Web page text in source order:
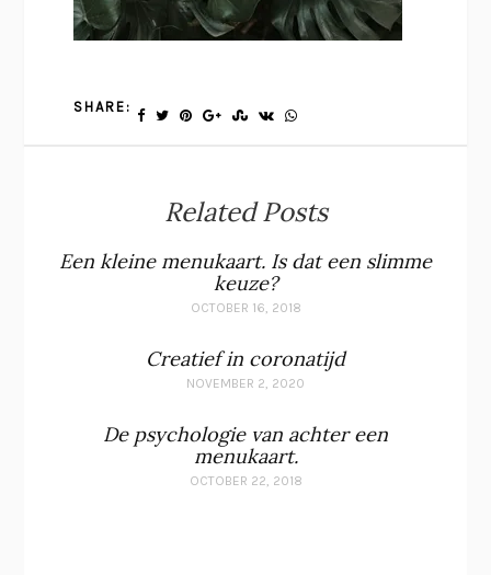
SHARE:
Related Posts
Een kleine menukaart. Is dat een slimme
keuze?
OCTOBER 16, 2018
Creatief in coronatijd
NOVEMBER 2, 2020
De psychologie van achter een
menukaart.
OCTOBER 22, 2018